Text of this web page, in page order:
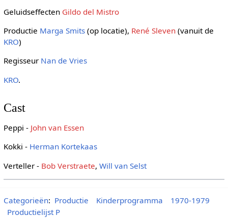
Geluidseffecten Gildo del Mistro
Productie Marga Smits(op locatie), René Sleven(vanuit de
KRO)
Regisseur Nan de Vries
KRO.
Cast
Peppi - John van Essen
Kokki - Herman Kortekaas
Verteller - Bob Verstraete, Will van Selst
Categorieën: Productie Kinderprogramma
1970-1979
Productielijst P